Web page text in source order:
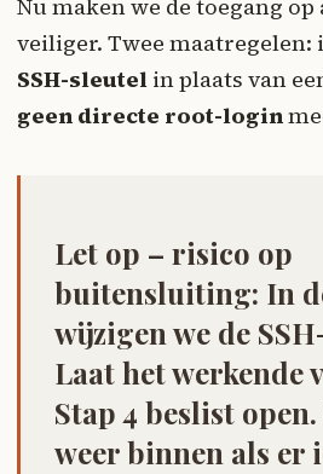
Nu maken we de toegang
veiliger. Twee maatregelen:
SSH-sleutel in plaats van
geen directe root-login
Let op – risico op
buitensluiting: In
wijzigen we de
Laat het werkende
Stap 4 beslist
weer binnen als er